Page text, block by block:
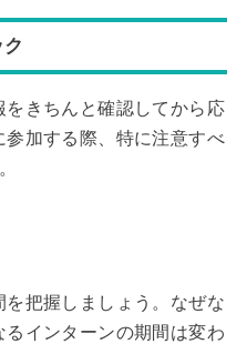
きちんと確認してから応
加する際、特に注意すべ
把握しましょう。なぜな
インターンの期間は変わ